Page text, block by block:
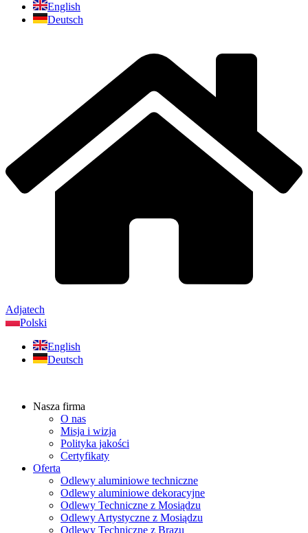
English
Deutsch
Adjatech
Polski
English
Deutsch
Nasza firma
O nas
Misja i wizja
Polityka jakości
Certyfikaty
Oferta
Odlewy aluminiowe techniczne
Odlewy aluminiowe dekoracyjne
Odlewy Techniczne z Mosiądzu
Odlewy Artystyczne z Mosiądzu
Odlewy Techniczne z Brązu